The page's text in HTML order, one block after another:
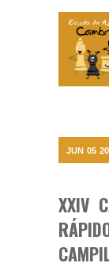
JUN 05
XXIV